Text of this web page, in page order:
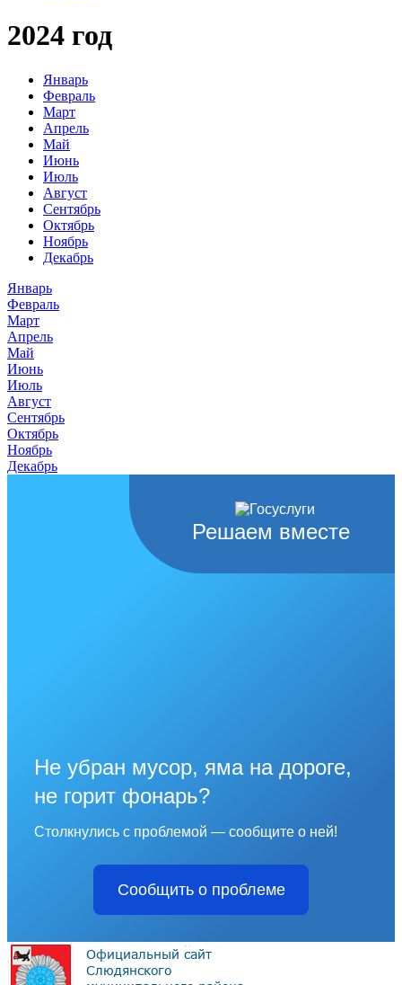
2024 год
Январь
Февраль
Март
Апрель
Май
Июнь
Июль
Август
Сентябрь
Октябрь
Ноябрь
Декабрь
Январь
Февраль
Март
Апрель
Май
Июнь
Июль
Август
Сентябрь
Октябрь
Ноябрь
Декабрь
Решаем вместе
Не убран мусор, яма на дороге,
не горит фонарь?
Столкнулись с проблемой — сообщите о ней!
Сообщить о проблеме